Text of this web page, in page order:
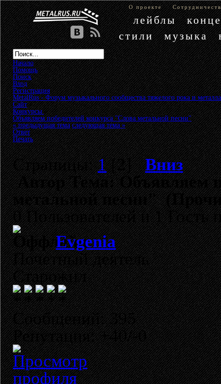
О проекте
лейблы
стили
музыка
Начало
Помощь
Поиск
Вход
Регистрация
MetalRus - Форум музыкального сообщества тяжелого рока и металла
Сайт»
Конкурсы»
Объявляем победителей конкурса "Слова метальной песни"
« предыдущая тема следующая тема »
Ответ
Печать
Страницы:1[2]Вниз
АвторТема: Объявляем
метальной песни"
0 Пользователей и 1 Гость
Evgenia
Почетный деятель
Старожил
Сообщений: 395
Репутация: +40/-0